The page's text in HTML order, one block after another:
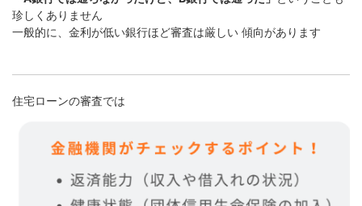
珍しくありません
一般的に、金利が低い銀行ほど審査は厳しい 傾向があります
住宅ローンの審査では